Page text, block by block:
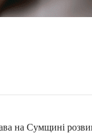
на Сумщині